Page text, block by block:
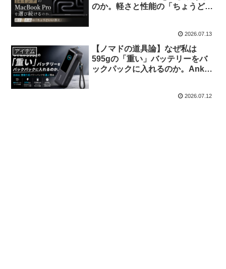
のか。軽さと性能の「ちょうどい
2026.07.13
アイテム
【ノマドの道具論】なぜ私は
595gの「重い」バッテリーをバ
ックパックに入れるのか。Anker
2026.07.12